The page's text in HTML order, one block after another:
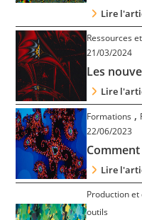
Lire
Ressources
21/03/2024
Les
Lire
Formations ,
22/06/2023
Lire
Production
outils